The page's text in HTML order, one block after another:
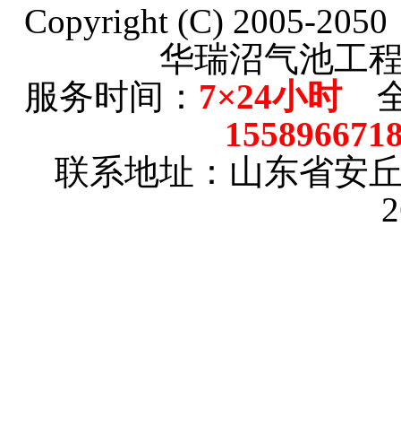
Copyright (C) 2005-
华瑞沼气池工
服务时间： 7×24小时全
联系地址：山东省安